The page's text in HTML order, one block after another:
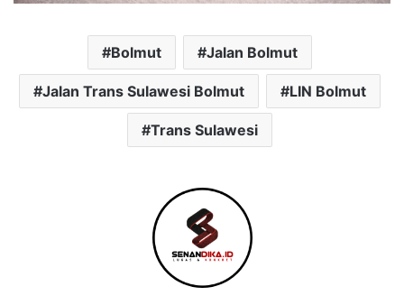
Bolmut Jalan Bolmut
Jalan Trans Sulawesi Bolmut LIN Bolmut
Trans Sulawesi